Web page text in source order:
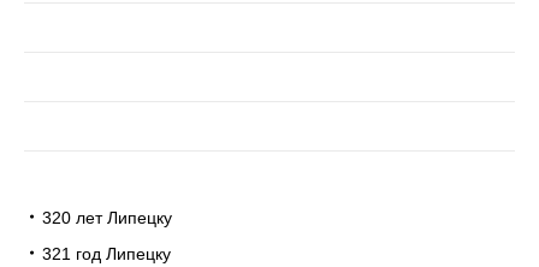
320 лет Липецку
321 год Липецку